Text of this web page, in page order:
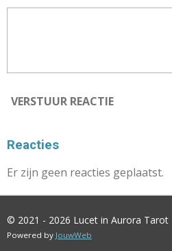
VERSTUUR REACTIE
Reacties
Er zijn geen reacties geplaatst.
© 2021 - 2026 Lucet in Aurora Tarot
Powered by JouwWeb